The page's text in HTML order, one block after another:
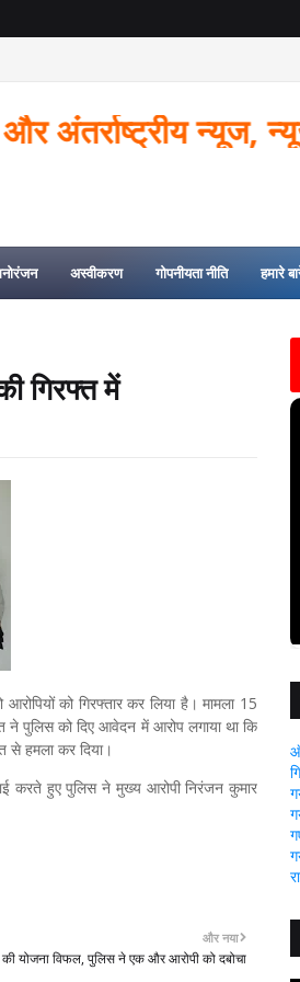
न्यूज, न्यूज से
अस्वीकरण गोपनीयता नीति हमारे
गिरफ्त में
को गिरफ्तार कर लिया है। मामला 15
ने पुलिस को दिए आवेदन में आरोप लगाया था कि
से हमला कर दिया।
करते हुए पुलिस ने मुख्य आरोपी निरंजन कुमार
और नया
योजना विफल, पुलिस ने एक और आरोपी को दबोचा